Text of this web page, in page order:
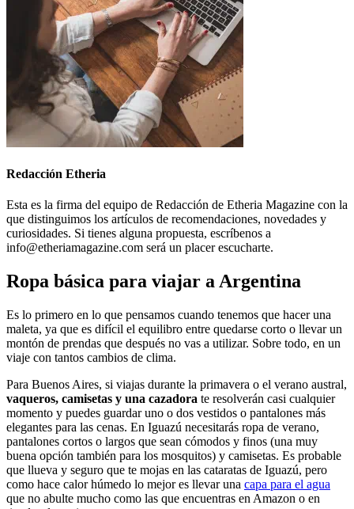
Redacción Etheria
Esta es la firma del equipo de Redacción de Etheria Magazine con la
que distinguimos los artículos de recomendaciones, novedades y
curiosidades. Si tienes alguna propuesta, escríbenos a
info@etheriamagazine.com será un placer escucharte.
Ropa básica para viajar a Argentina
Es lo primero en lo que pensamos cuando tenemos que hacer una
maleta, ya que es difícil el equilibro entre quedarse corto o llevar un
montón de prendas que después no vas a utilizar. Sobre todo, en un
viaje con tantos cambios de clima.
Para Buenos Aires, si viajas durante la primavera o el verano austral,
vaqueros, camisetas y una cazadora te resolverán casi cualquier
momento y puedes guardar uno o dos vestidos o pantalones más
elegantes para las cenas. En Iguazú necesitarás ropa de verano,
pantalones cortos o largos que sean cómodos y finos (una muy
buena opción también para los mosquitos) y camisetas. Es probable
que llueva y seguro que te mojas en las cataratas de Iguazú, pero
como hace calor húmedo lo mejor es llevar una capa para el agua
que no abulte mucho como las que encuentras en Amazon o en